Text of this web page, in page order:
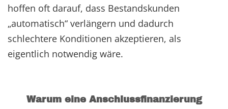
hoffen oft darauf, dass Bestandskunden
„automatisch“ verlängern und dadurch
schlechtere Konditionen akzeptieren, als
eigentlich notwendig wäre.
Warum eine Anschlussfinanzierung